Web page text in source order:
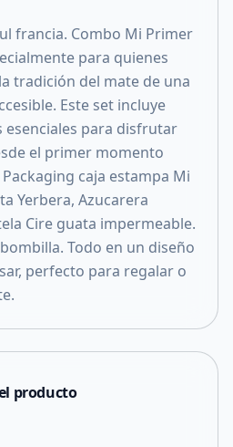
francia. Combo Mi Primer
para quienes
tradición del mate de una
Este set incluye
para disfrutar
el primer momento
caja estampa Mi
Yerbera, Azucarera
Cire guata impermeable.
Todo en un diseño
perfecto para regalar o
producto